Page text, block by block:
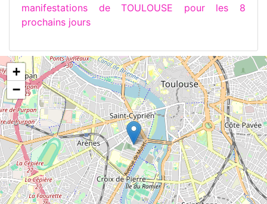
manifestations de TOULOUSE pour les 8
prochains jours
+
−